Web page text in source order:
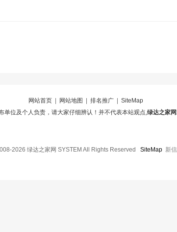
网站首页 网站地图 排名推广
SiteMap
位及个人负责，请大家仔细辨认！并不代表本站观点,绿达之家网
2026 绿达之家网 SYSTEM All Rights Reserved SiteMap 新